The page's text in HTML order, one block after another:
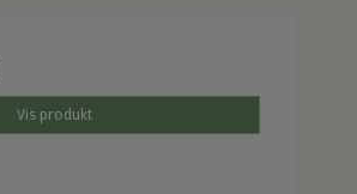
Vis produkt